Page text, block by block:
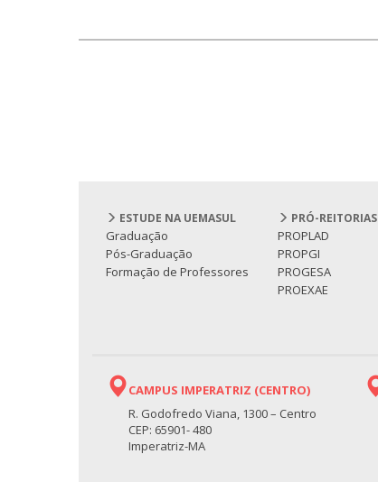
ESTUDE NA UEMASUL
Graduação
Pós-Graduação
Formação de Professores
PRÓ-REITORIAS
PROPLAD
PROPGI
PROGESA
PROEXAE
CAMPUS IMPERATRIZ (CENTRO)
R. Godofredo Viana, 1300 – Centro
CEP: 65901- 480
Imperatriz-MA